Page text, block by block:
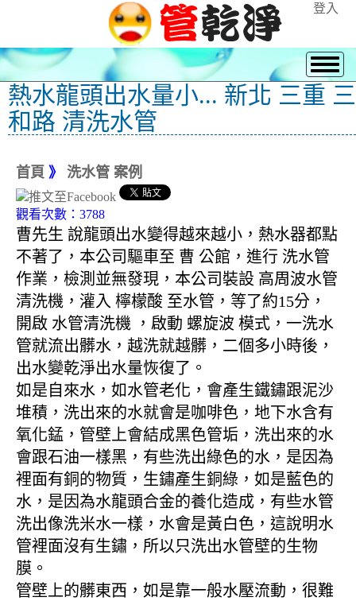
登入
熱水龍頭出水量小... 新北 三重 三
和路 清洗水管
首頁 》 洗水管 案例
觀看次數：3788
曹先生 說龍頭出水變得越來越小，熱水器都點
不著了，本公司驅車至 曹 公館，進行 洗水管
作業，檢測並無發現，本公司裝設 高周波水管
清洗機，灌入 檸檬酸 至水管，等了約15分，
開啟 水管清洗機 ，啟動 螺旋波 模式，一洗水
管就流出髒水，越洗就越髒，二個多小時後，
出水變乾淨出水量恢復了。
如是自來水，如水管老化，會產生鐵鏽跟泥沙
堆積，洗出來的水就會是咖啡色，地下水含有
氧化錳，管壁上會結成黑色管垢，洗出來的水
會跟石油一樣黑，有些洗出綠色的水，是因為
裡面有銅的物質，生鏽產生銅綠，如是藍色的
水，是因為水龍頭合金的養化造成，有些水管
洗出像洗米水一樣，水會是黃白色，這說明水
管裡面沒有生鏽，所以只洗出水管壁的生物
膜。
管壁上的髒東西，如是靠一般水壓流動，很難